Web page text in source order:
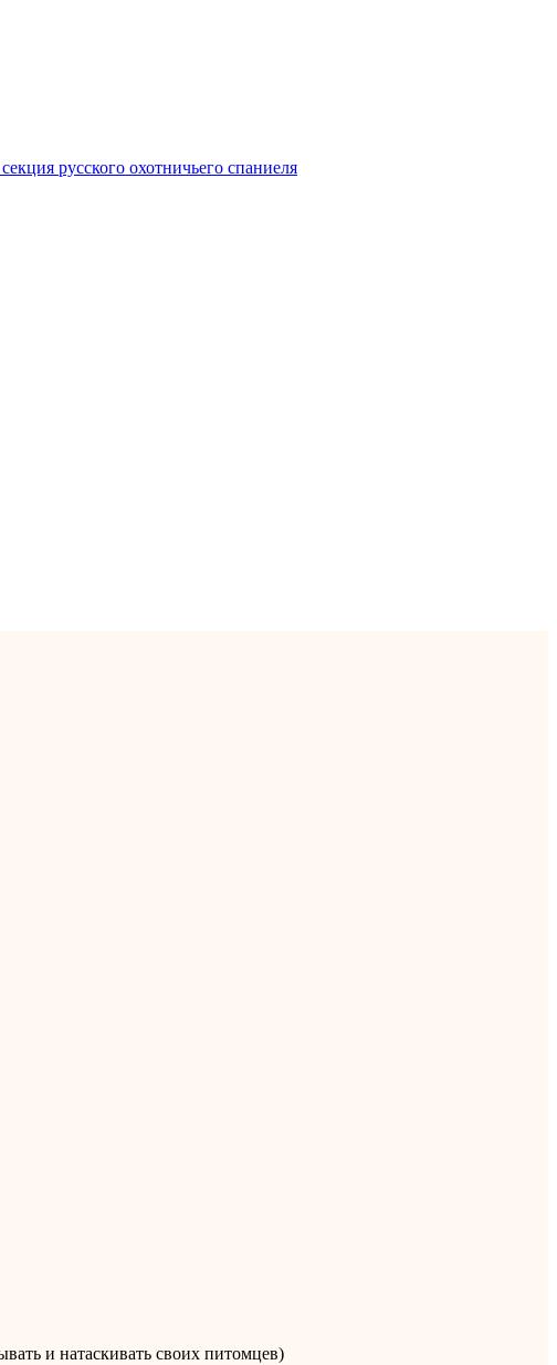
и натаскивать своих питомцев)